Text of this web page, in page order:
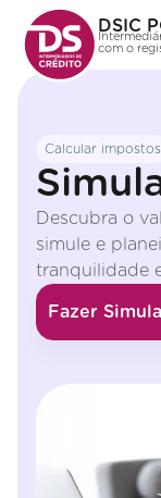
DSIC
com o
Calcular impostos
Descubra o
simule e
tranquilidade
Fazer